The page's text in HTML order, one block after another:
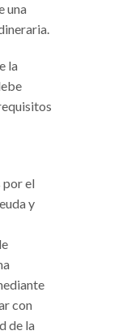
una
la
por el
y
con
de la